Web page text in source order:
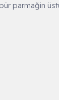
parmağin